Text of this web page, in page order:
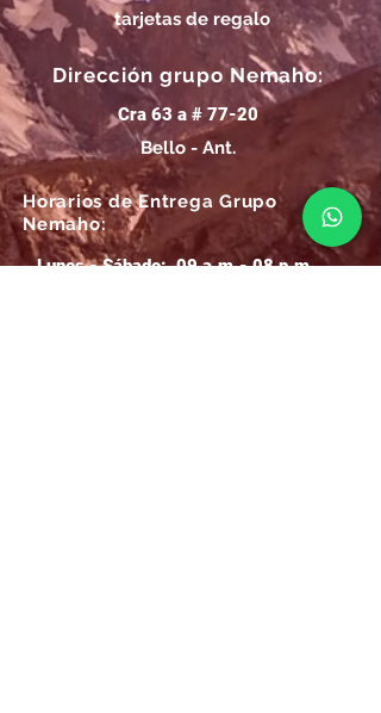
tarjetas de regalo
Dirección grupo Nemaho:
Cra 63 a # 77-20
Bello - Ant.
Horarios de Entrega Grupo
Nemaho:
Lunes - Sábado: 09 a.m.- 08 p.m.